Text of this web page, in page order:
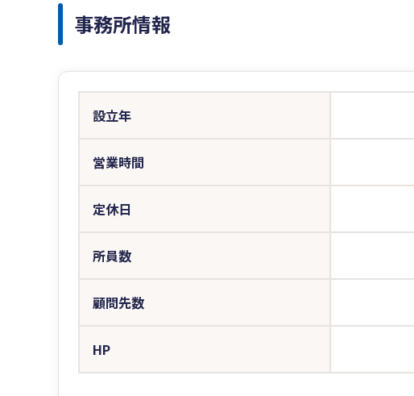
事務所情報
設立年
営業時間
定休日
所員数
顧問先数
HP